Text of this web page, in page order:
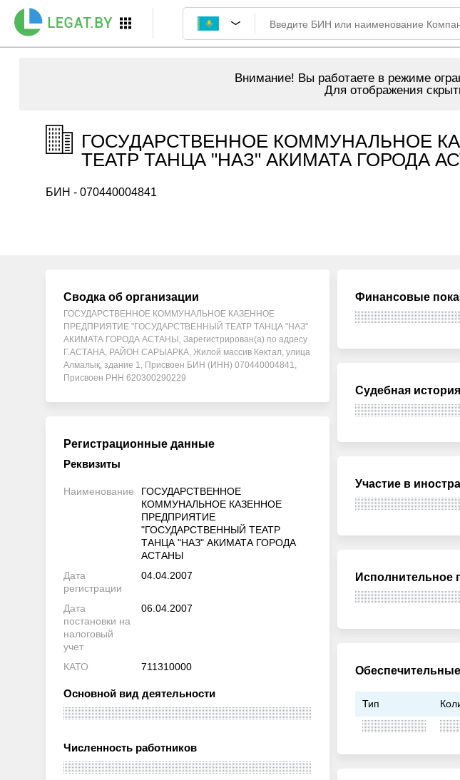
Внимание! Вы работаете в режиме
Для отображения
ГОСУДАРСТВЕННОЕ КОММУНАЛЬНОЕ
ТЕАТР ТАНЦА "НАЗ" АКИМАТА ГОРОДА
БИН - 070440004841
Сводка об организации
ГОСУДАРСТВЕННОЕ КОММУНАЛЬНОЕ КАЗЕННОЕ
ПРЕДПРИЯТИЕ "ГОСУДАРСТВЕННЫЙ ТЕАТР ТАНЦА "НАЗ"
АКИМАТА ГОРОДА АСТАНЫ, Зарегистрирован(а) по адресу
Г.АСТАНА, РАЙОН САРЫАРКА, Жилой массив Көктал, улица
Алмалық, здание 1, Присвоен БИН (ИНН) 070440004841,
Присвоен РНН 620300290229
Регистрационные данные
Реквизиты
Наименование
ГОСУДАРСТВЕННОЕ
КОММУНАЛЬНОЕ КАЗЕННОЕ
ПРЕДПРИЯТИЕ
"ГОСУДАРСТВЕННЫЙ ТЕАТР
ТАНЦА "НАЗ" АКИМАТА ГОРОДА
АСТАНЫ
Дата
регистрации
04.04.2007
Дата
постановки на
налоговый
учет
06.04.2007
КАТО 711310000
Основной вид деятельности
Численность работников
Финансовые
Судебная история
Участие в
Исполнительное
Тип